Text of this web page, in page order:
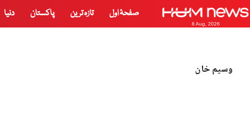
8 Aug, 2026
صفحۂ اول تازہ ترین پاکستان دنیا
وسیم خان